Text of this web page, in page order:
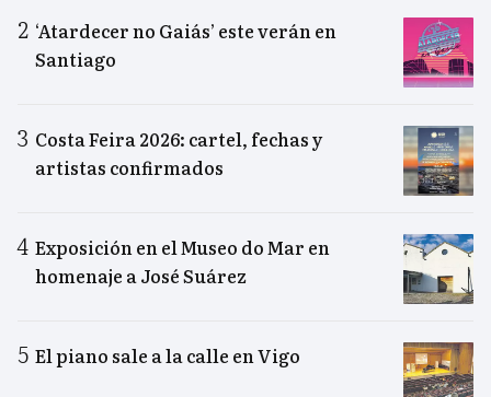
‘Atardecer no Gaiás’ este verán en
Santiago
Costa Feira 2026: cartel, fechas y
artistas confirmados
Exposición en el Museo do Mar en
homenaje a José Suárez
El piano sale a la calle en Vigo